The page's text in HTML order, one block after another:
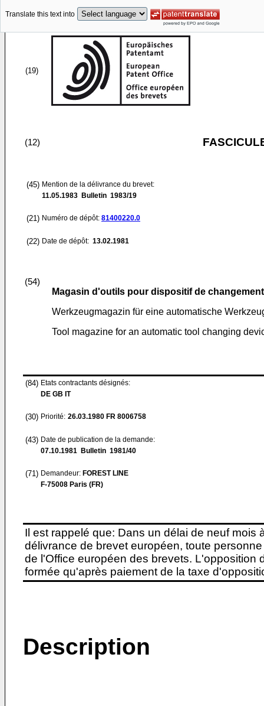
Translate this text into
(19)
(12)
(45) Mention de la délivrance du brevet:
11.05.1983 Bulletin 1983/19
(21) Numéro de dépôt: 81400220.0
(22) Date de dépôt: 13.02.1981
(54)
Magasin d'outils pour dispositif de
Werkzeugmagazin für eine automatische
Tool magazine for an automatic tool changing
(84) Etats contractants désignés:
DE GB IT
(30) Priorité: 26.03.1980 FR 8006758
(43) Date de publication de la demande:
07.10.1981 Bulletin 1981/40
(71) Demandeur: FOREST LINE
F-75008 Paris (FR)
Il est rappelé que: Dans un délai de neuf
délivrance de brevet européen, toute
de l'Office européen des brevets. L'opposition
formée qu'après paiement de la taxe
Description